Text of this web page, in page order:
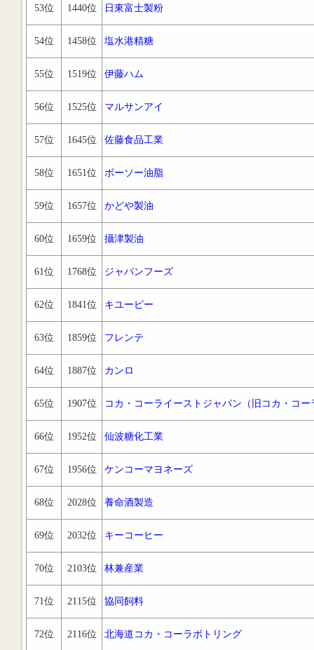
53位 1440位 日東富士製粉
54位 1458位 塩水港精糖
55位 1519位 伊藤ハム
56位 1525位 マルサンアイ
57位 1645位 佐藤食品工業
58位 1651位 ボーソー油脂
59位 1657位 かどや製油
60位 1659位 攝津製油
61位 1768位 ジャパンフーズ
62位 1841位 キユーピー
63位 1859位 フレンテ
64位 1887位 カンロ
65位 1907位 コカ・コーライーストジャパン（旧コカ・
66位 1952位 仙波糖化工業
67位 1956位 ケンコーマヨネーズ
68位 2028位 養命酒製造
69位 2032位 キーコーヒー
70位 2103位 林兼産業
71位 2115位 協同飼料
72位 2116位 北海道コカ・コーラボトリング